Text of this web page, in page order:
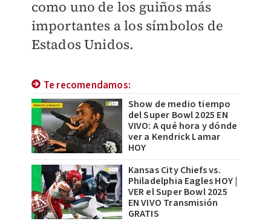
como uno de los guiños más
importantes a los símbolos de
Estados Unidos.
Te recomendamos:
Show de medio tiempo
del Super Bowl 2025 EN
VIVO: A qué hora y dónde
ver a Kendrick Lamar
HOY
Kansas City Chiefs vs.
Philadelphia Eagles HOY |
VER el Super Bowl 2025
EN VIVO Transmisión
GRATIS